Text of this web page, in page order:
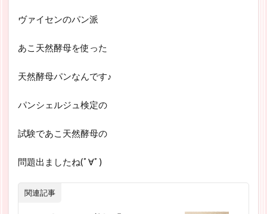
ヴァイセンのパン派
あこ天然酵母を使った
天然酵母パンなんです♪
パンシェルジュ検定の
試験であこ天然酵母の
問題出ましたね(ﾟ∀ﾟ)
関連記事